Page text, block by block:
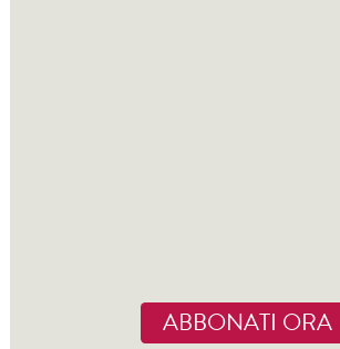
ABBONATI ORA